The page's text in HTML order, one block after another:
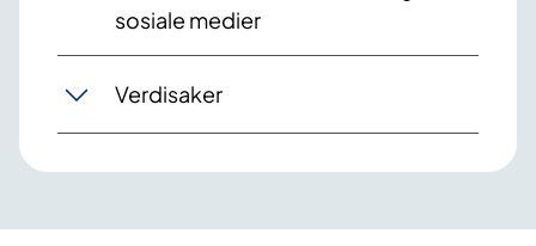
sosiale medier
Verdisaker